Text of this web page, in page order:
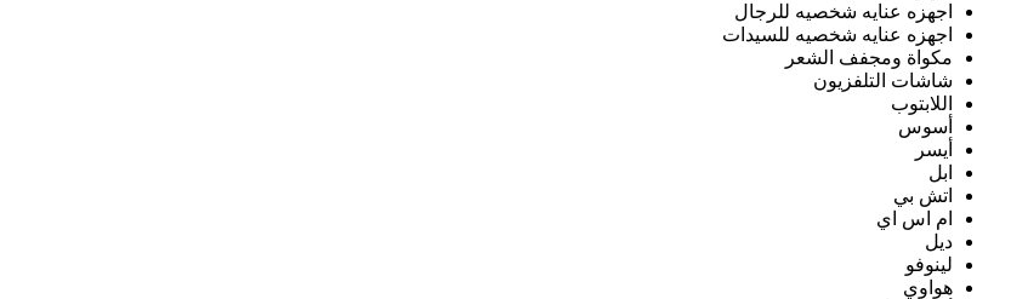
اجهزه عنايه شخصيه للرجال
اجهزه عنايه شخصيه للسيدات
مكواة ومجفف الشعر
شاشات التلفزيون
اللابتوب
أسوس
أيسر
ابل
اتش بي
ام اس اي
ديل
لينوفو
هواوي